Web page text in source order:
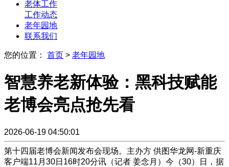
老体工作
工作动态
老年园地
联系我们
您的位置： 首页 > 老年园地
智慧养老新体验：黑科技赋能
老博会亮点抢先看
2026-06-19 04:50:01
第十四届老博会新闻发布会现场。主办方 供图华龙网-新重庆
客户端11月30日16时20分讯（记者 姜念月）今（30）日，据